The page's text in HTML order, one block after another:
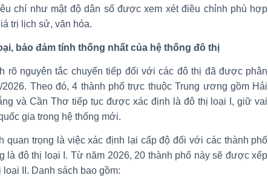
chí như mật độ dân số được xem xét điều chỉnh phù hợp
trị lịch sử, văn hóa.
bảo đảm tính thống nhất của hệ thống đô thị
rõ nguyên tắc chuyển tiếp đối với các đô thị đã được phân
Theo đó, 4 thành phố trực thuộc Trung ương gồm Hải
và Cần Thơ tiếp tục được xác định là đô thị loại I, giữ vai
gia trong hệ thống mới.
quan trọng là việc xác định lại cấp độ đối với các thành phố
là đô thị loại I. Từ năm 2026, 20 thành phố này sẽ được xếp
II. Danh sách bao gồm: